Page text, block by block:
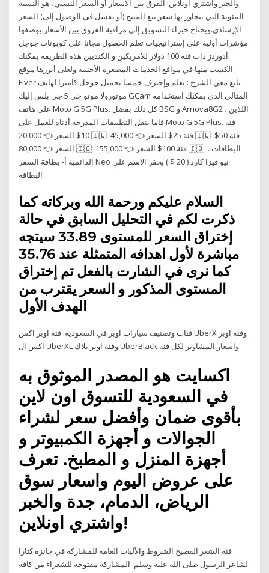
والخبر واشتري اونلاين! الفرق بين الأسعار أو السعر النسبي، هو النسبة
المئوية التي يتجاوز بها سعر بيع المنتج (أو يفشل في الوصول إلى) السعر
الإرشادي.ويحتاج خبراء التسويق إلى مراقبة الفروق بين الأسعار بوصفها
مؤشرات أولية على إستراتيجيات تعلم الحصول مجانا على كوبونات جوجل
أدوردز ذات فئة 100 دولار للامريكين و الكنديين هذه الطريقة يمكنك
الكسب منها في مواقع الخدمات المصغرة الأجنبية ولعلى أبرزها موقع
Fiver تابع معي الشرح : تعلم وإحترف خمسا تحميل جوجل كاميرا لهاتف
موتورولا موتو جي 5 جي بلس إليك GCam المثالي الذي يمكنك استخدامه
على هاتف Moto G 5G Plus. كل ذلك بفضل BSG و Arnova8G2 ، اللذين
قاما بنقل التطبيقات المدرجة أدناه للعمل على Moto G 5G Plus. فئة
10$ السعر 👈 20.000 🇮🇶 ️ فئة 25$ السعر 👈 45,000 🇮🇶 ️ فئة 50$
السعر 👈 80,000 🇮🇶 ️ فئة 100$ السعر 👈 155,000 🇮🇶 ️.. البطاقات
الدائمية أ- بطاقة السفر Neo نيو فيزا كارد ( 20 $ ) يحفر الاسم على
البطاقة
السلام عليكم ورحمة الله وبركاته كما
ذكرت لكم في التحليل السابق في حالة
إختراق السعر للمستوى 33.89 سيتجه
مباشرة لأول اهدافه المتمثلة عند 35.76
كما نرى في الشارت بالفعل تم إختراق
المستوى المذكور و السعر يقترب من
الهدف الأول
فئات وتصنيف سيارات اوبر في السعودية. فئة اوبر اكس UberX وفئة اوبر
اكس ال UberXL وفئة اوبر بلاك UberBlack واسعار المشاوير لكل فئة.
اكسايت هو المصدر الموثوق به
في السعودية للتسوق اون لاين
بأقوى ضمان وأفضل سعر لشراء
الجوالات و أجهزة الكمبيوتر و
أجهزة المنزل و المطبخ. تعرف
على عروض اليوم واسعار سوق
الرياض، الدمام، جدة والخبر
واشتري اونلاين!
فئة الشعر الفصيح الشروط والآليات العامة للمشاركة في جائزة كتارا
لشاعر الرسول صلى الله عليه وسلم: المشاركة مفتوحة للشعراء من كافة